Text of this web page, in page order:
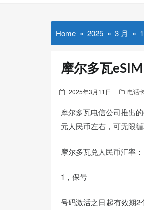
Home 2025 3 月
摩尔多瓦
Posted
2025年3月11日 电话
摩尔多瓦电信公司推出
元人民币左右，可无限循
摩尔多瓦兑人民币汇率
1，保号
号码激活之日起有效期